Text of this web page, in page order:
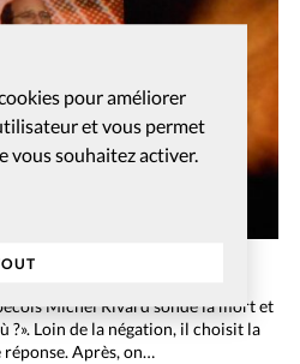
pour améliorer
et vous permet
vous souhaitez activer.
Michel Rivard
Michel Rivard sonde la mort et
?». Loin de la négation, il choisit la
Après, on…